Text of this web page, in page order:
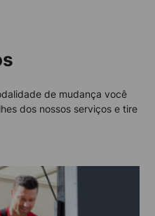
de mudança você
dos nossos serviços e tire